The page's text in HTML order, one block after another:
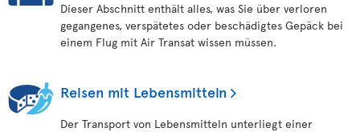
Dieser Abschnitt enthält alles, was Sie über verloren
gegangenes, verspätetes oder beschädigtes Gepäck bei
einem Flug mit Air Transat wissen müssen.
Reisen mit Lebensmitteln
Der Transport von Lebensmitteln unterliegt einer